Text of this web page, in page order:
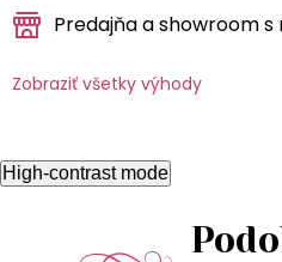
Predajňa a showroom
Zobraziť všetky výhody
High-contrast mode